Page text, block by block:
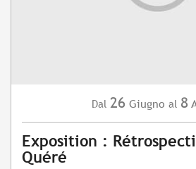
Dal 26 Giugno al 8
Exposition :
Quéré